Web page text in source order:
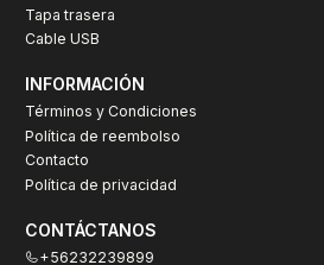
Tapa trasera
Cable USB
INFORMACIÓN
Términos y Condiciones
Política de reembolso
Contacto
Política de privacidad
CONTÁCTANOS
+56232239899